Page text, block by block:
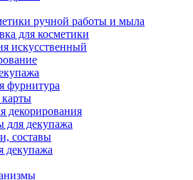
ручной работы и мыла
для косметики
искусственный
фурнитура
декорирования
для декупажа
составы
декупажа